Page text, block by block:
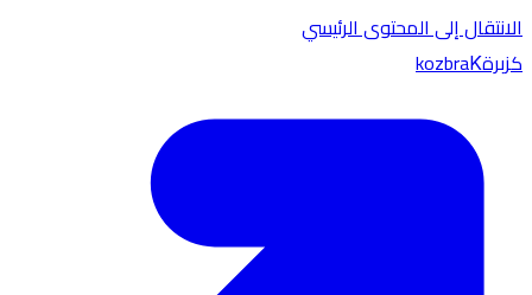
الانتقال إلى المحتوى الرئيسي
كزبرة kozbraK